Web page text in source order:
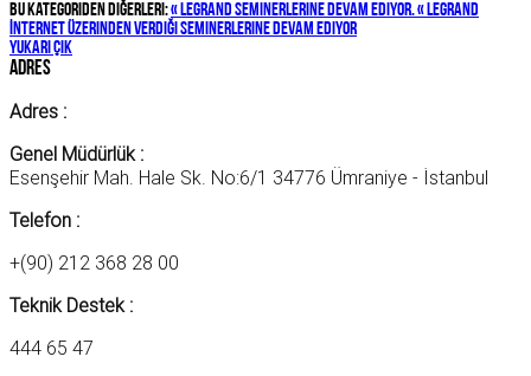
Bu kategoriden diğerleri:« Legrand Seminerlerine Devam Ediyor.« Legrand
İnternet Üzerinden Verdiği Seminerlerine Devam Ediyor
yukarı çık
Adres
Adres :
Genel Müdürlük :
Esenşehir Mah. Hale Sk. No:6/1 34776 Ümraniye - İstanbul
Telefon :
+(90) 212 368 28 00
Teknik Destek :
444 65 47